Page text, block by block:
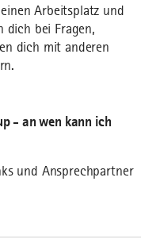
Arbeitsplatz und
dich bei Fragen,
dich mit anderen
- an wen kann ich
und Ansprechpartner